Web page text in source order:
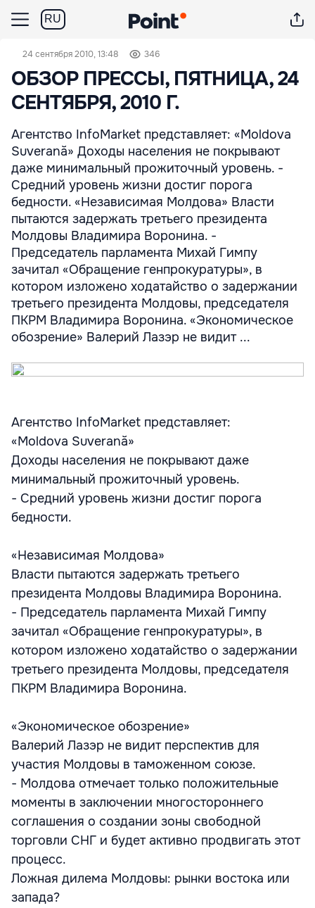
RU
24 сентября 2010, 13:48 346
ОБЗОР ПРЕССЫ, ПЯТНИЦА, 24
СЕНТЯБРЯ, 2010 Г.
Агентство InfoMarket представляет: «Moldova
Suverană» Доходы населения не покрывают
даже минимальный прожиточный уровень. -
Средний уровень жизни достиг порога
бедности. «Независимая Молдова» Власти
пытаются задержать третьего президента
Молдовы Владимира Воронина. -
Председатель парламента Михай Гимпу
зачитал «Обращение генпрокуратуры», в
котором изложено ходатайство о задержании
третьего президента Молдовы, председателя
ПКРМ Владимира Воронина. «Экономическое
обозрение» Валерий Лазэр не видит ...
Агентство InfoMarket представляет:
«Moldova Suverană»
Доходы населения не покрывают даже
минимальный прожиточный уровень.
- Средний уровень жизни достиг порога
бедности.
«Независимая Молдова»
Власти пытаются задержать третьего
президента Молдовы Владимира Воронина.
- Председатель парламента Михай Гимпу
зачитал «Обращение генпрокуратуры», в
котором изложено ходатайство о задержании
третьего президента Молдовы, председателя
ПКРМ Владимира Воронина.
«Экономическое обозрение»
Валерий Лазэр не видит перспектив для
участия Молдовы в таможенном союзе.
- Молдова отмечает только положительные
моменты в заключении многостороннего
соглашения о создании зоны свободной
торговли СНГ и будет активно продвигать этот
процесс.
Ложная дилема Молдовы: рынки востока или
запада?